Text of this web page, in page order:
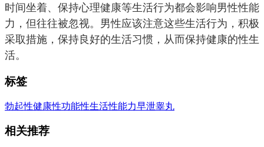
时间坐着、保持心理健康等生活行为都会影响男性性能
力，但往往被忽视。男性应该注意这些生活行为，积极
采取措施，保持良好的生活习惯，从而保持健康的性生
活。
标签
勃起性健康性功能性生活性能力早泄睾丸
相关推荐